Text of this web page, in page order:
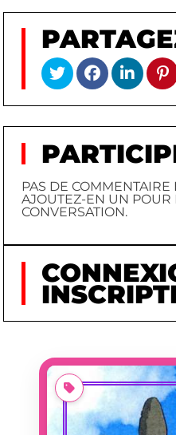
PAS DE
AJOUTEZ-EN UN POUR
CONVERSATION.